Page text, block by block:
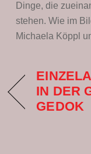
Dinge, die
stehen. Wie im
Michaela Köppl
IN DER
GEDOK